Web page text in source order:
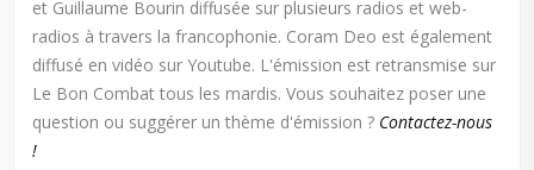
et Guillaume Bourin diffusée sur plusieurs radios et web-
radios à travers la francophonie. Coram Deo est également
diffusé en vidéo sur Youtube. L'émission est retransmise sur
Le Bon Combat tous les mardis. Vous souhaitez poser une
question ou suggérer un thème d'émission ? Contactez-nous
!